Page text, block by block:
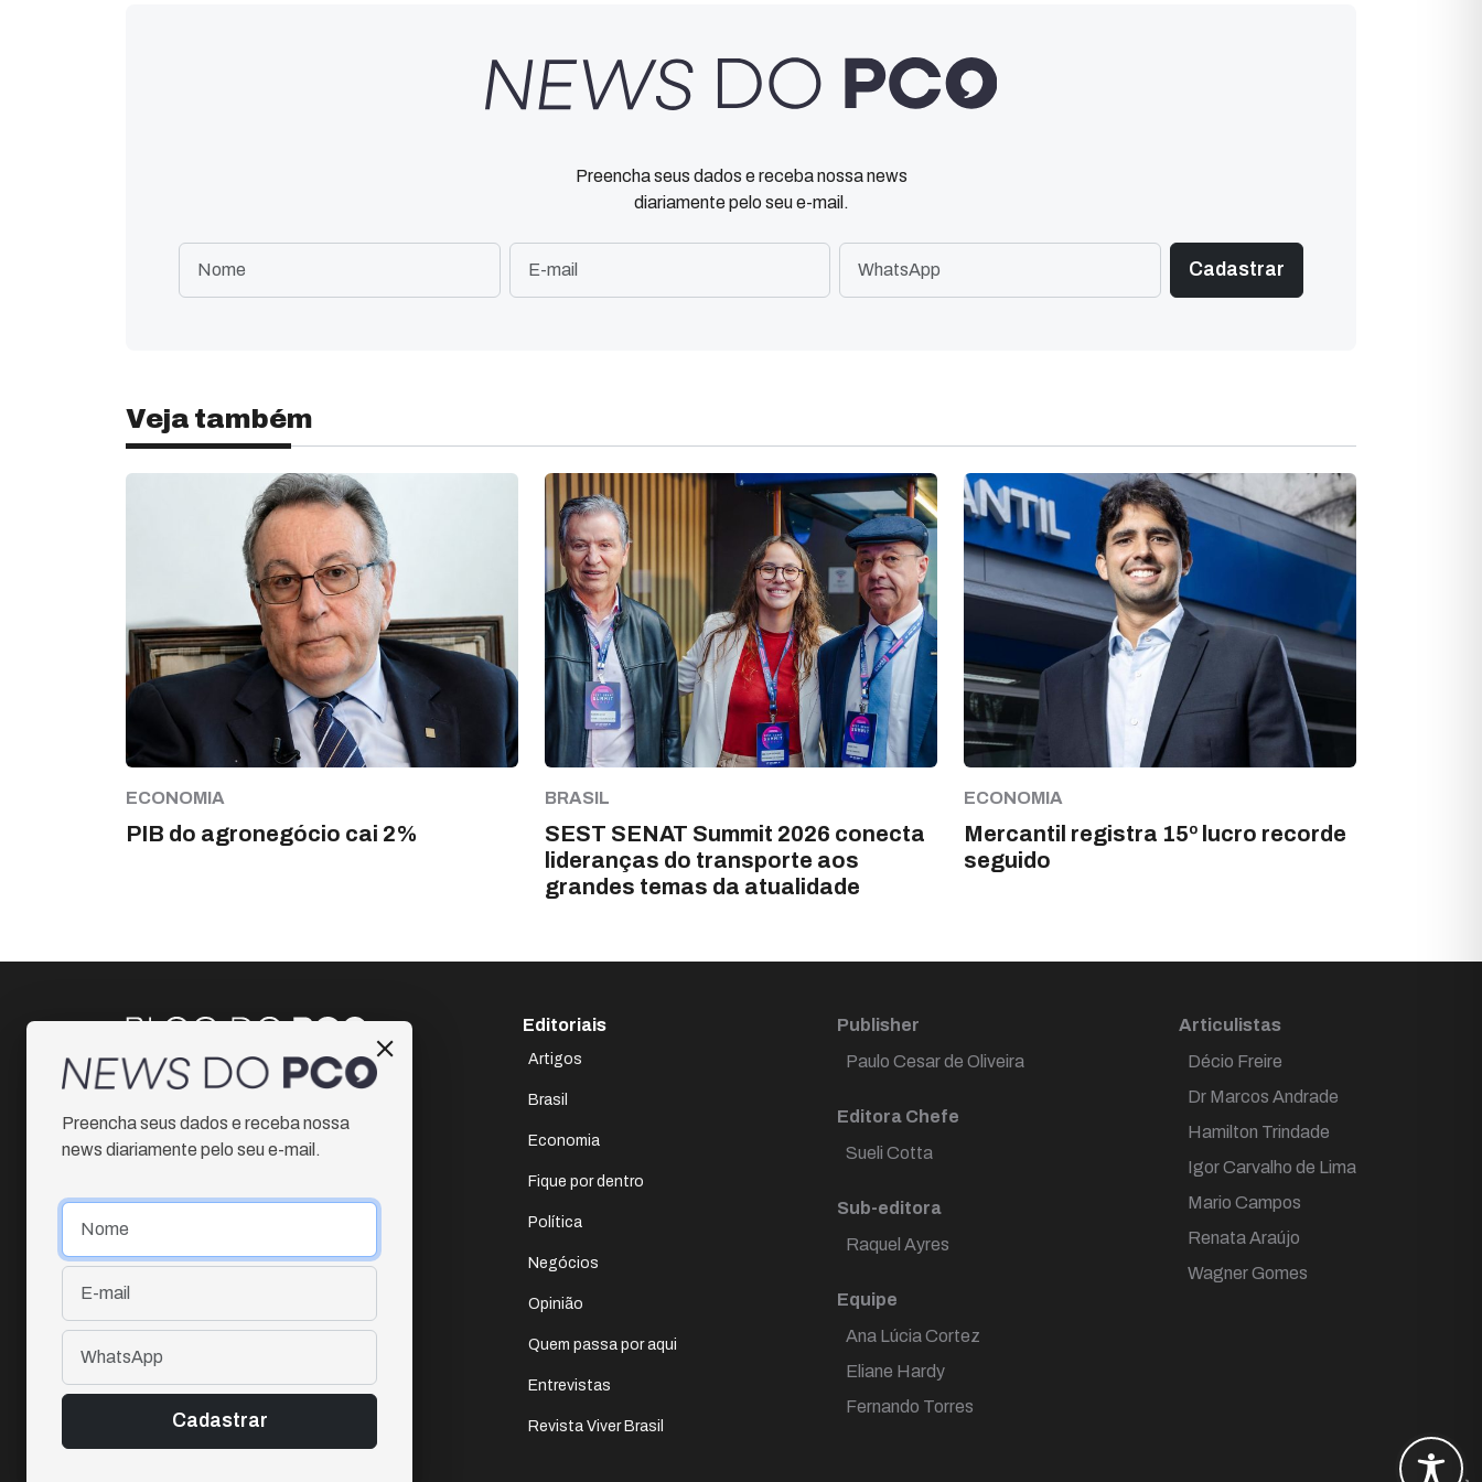
Preencha seus dados e receba nossa news
diariamente pelo seu e-mail.
Veja também
ECONOMIA
PIB do agronegócio cai 2%
BRASIL
SEST SENAT Summit 2026 conecta
lideranças do transporte aos
grandes temas da atualidade
ECONOMIA
Mercantil registra 15º lucro recorde
seguido
Instagram
Facebook
Editoriais
Artigos
Brasil
Economia
Fique por dentro
Política
Negócios
Opinião
Quem passa por aqui
Entrevistas
Revista Viver Brasil
Publisher
Paulo Cesar de Oliveira
Editora Chefe
Sueli Cotta
Sub-editora
Raquel Ayres
Equipe
Ana Lúcia Cortez
Eliane Hardy
Fernando Torres
Articulistas
Décio Freire
Dr Marcos Andrade
Hamilton Trindade
Igor Carvalho de Lima
Mario Campos
Renata Araújo
Wagner Gomes
Preencha seus dados e receba nossa
news diariamente pelo seu e-mail.